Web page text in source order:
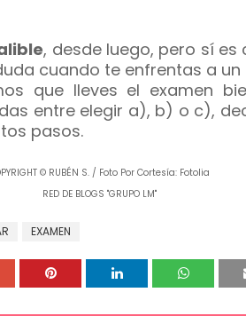
, desde luego, pero sí
cuando te enfrentas a un
que lleves el examen
entre elegir a), b) o c),
pasos.
© RUBÉN S. / Foto Por Cortesía: Fotolia
RED DE BLOGS "GRUPO LM"
EXAMEN